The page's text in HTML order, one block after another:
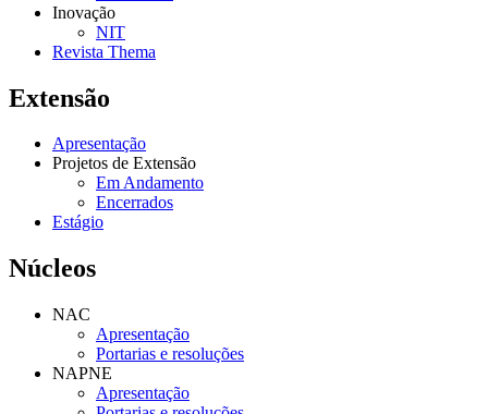
Inovação
NIT
Revista Thema
Extensão
Apresentação
Projetos de Extensão
Em Andamento
Encerrados
Estágio
Núcleos
NAC
Apresentação
Portarias e resoluções
NAPNE
Apresentação